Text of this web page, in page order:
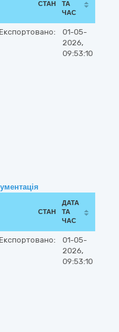
СТАН
ТА
ЧАС
Експортовано:
01-05-
2026,
09:53:10
СТАН
ДАТА
ТА
ЧАС
Експортовано:
01-05-
2026,
09:53:10